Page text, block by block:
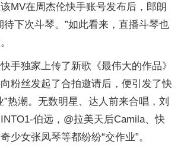
MV在周杰伦快手账号发布后，郎朗
待下次斗琴。”如此看来，直播斗琴也
手独家上传了新歌《最伟大的作品》
粉丝发起了合拍邀请后，便引发了快
”热潮。无数明星、达人前来合唱，刘
伯远，@拉美天后Camila、快
少女张凤琴等都纷纷“交作业”。